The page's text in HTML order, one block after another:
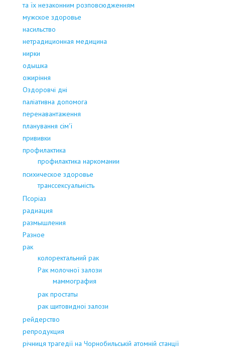
та їх незаконним розповсюдженням
мужское здоровье
насильство
нетрадиционная медицина
нирки
одышка
ожиріння
Оздоровчі дні
паліативна допомога
перенавантаження
планування сім'ї
прививки
профилактика
профилактика наркомании
психическое здоровье
транссексуальність
Псоріаз
радиация
размышления
Разное
рак
колоректальний рак
Рак молочної залози
маммография
рак простаты
рак щитовидноі залози
рейдерство
репродукция
річниця трагедії на Чорнобильській атомній станції